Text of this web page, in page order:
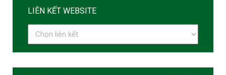
LIÊN KẾT WEBSITE